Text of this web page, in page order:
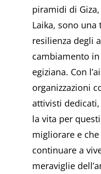
piramidi di
Laika, sono
resilienza degli
cambiamento
egiziana. Con
organizzazioni
attivisti
la vita per
migliorare e
continuare a
meraviglie